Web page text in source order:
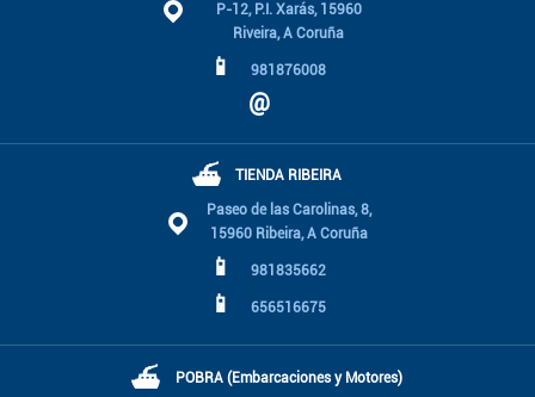
P-12, P.I. Xarás, 15960
Riveira, A Coruña
📱 981876008
@
⛴ TIENDA RIBEIRA
Paseo de las Carolinas, 8,
15960 Ribeira, A Coruña
📱 981835662
📱 656516675
⛴ POBRA (Embarcaciones y Motores)